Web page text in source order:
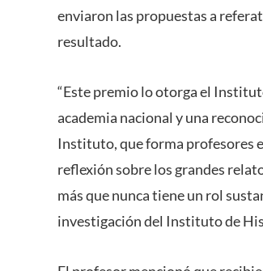
enviaron las propuestas a
resultado.
“Este premio lo otorga el
academia nacional y una
Instituto, que forma profesores
reflexión sobre los grandes
más que nunca tiene un rol
investigación del Instituto de